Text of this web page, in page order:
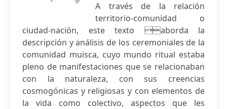
A través de la relación
territorio-comunidad o
ciudad-nación, este texto aborda la
descripción y análisis de los ceremoniales de la
comunidad muisca, cuyo mundo ritual estaba
pleno de manifestaciones que se relacionaban
con la naturaleza, con sus creencias
cosmogónicas y religiosas y con elementos de
la vida como colectivo, aspectos que les